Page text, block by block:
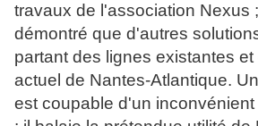
travaux de l'association Nexus
démontré que d'autres
partant des lignes existantes
actuel de Nantes-Atlantique.
est coupable d'un